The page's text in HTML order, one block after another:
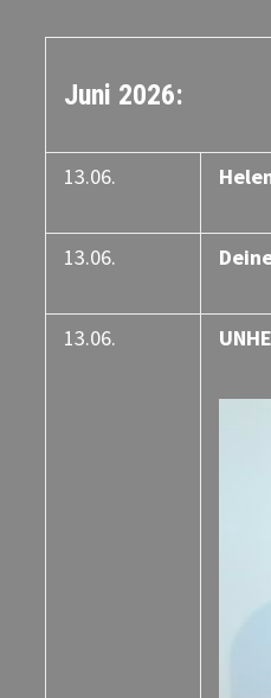
Juni 2026:
13.06.
13.06.
13.06.